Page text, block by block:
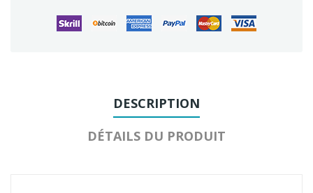
DESCRIPTION
DÉTAILS DU PRODUIT